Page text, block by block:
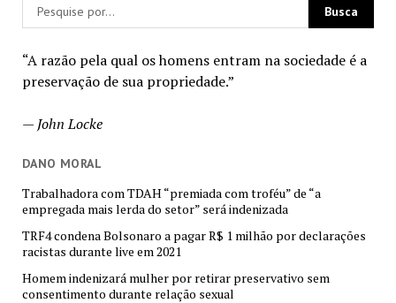
“A razão pela qual os homens entram na sociedade é a
preservação de sua propriedade.”
— John Locke
DANO MORAL
Trabalhadora com TDAH “premiada com troféu” de “a
empregada mais lerda do setor” será indenizada
TRF4 condena Bolsonaro a pagar R$ 1 milhão por declarações
racistas durante live em 2021
Homem indenizará mulher por retirar preservativo sem
consentimento durante relação sexual